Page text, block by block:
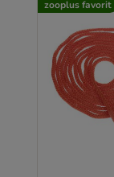
zooplus favorit